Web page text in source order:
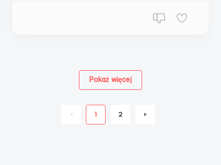
< 1 2 >
Pokaż więcej